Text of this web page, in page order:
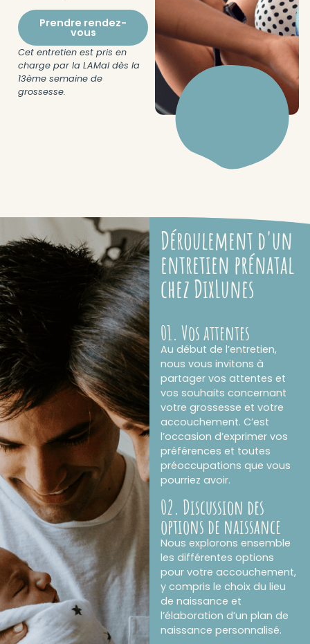
Prendre rendez-
vous
Cet entretien est pris en
charge par la LAMal dès la
13ème semaine de
grossesse.
Déroulement d'un
entretien prénatal
chez DixLunes
01. Vos attentes
Au début de l’entretien,
nous vous invitons à
partager vos attentes et
vos souhaits concernant
votre grossesse et votre
accouchement. C’est
l’occasion d’exprimer vos
préférences et toutes
préoccupations que vous
pourriez avoir.
02. Discussion des
options de naissance
Nous explorons ensemble
les différentes options
pour votre accouchement,
y compris le choix du lieu
de naissance et
l’élaboration d’un plan de
naissance personnalisé.